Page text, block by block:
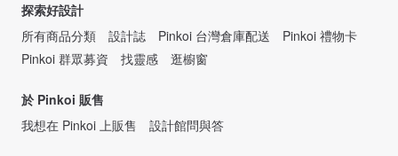
探索好設計
所有商品分類
設計誌 Pinkoi 台灣倉庫配送
Pinkoi 禮物卡
Pinkoi 群眾募資
找靈感 逛櫥窗
於 Pinkoi 販售
我想在 Pinkoi 上販售
設計館問與答